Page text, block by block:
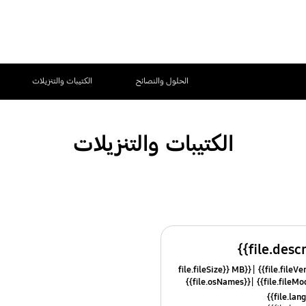
الحلول والنصائح الكتيبات والتنزيلات
الكتيبات والتنزيلات
{{file.fileSize}} MB
{{file.osNames}}